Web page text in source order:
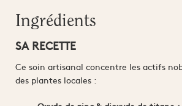
Ingrédients
SA RECETTE
Ce soin artisanal concentre les actifs
des plantes locales :